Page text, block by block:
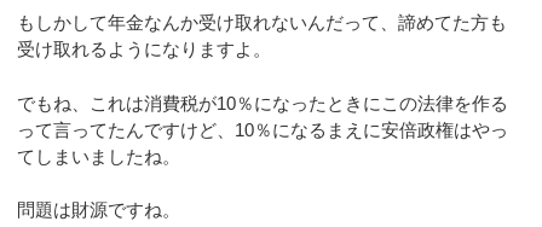
もしかして年金なんか受け取れないんだって、諦めてた方も
受け取れるようになりますよ。
でもね、これは消費税が10％になったときにこの法律を作る
って言ってたんですけど、10％になるまえに安倍政権はやっ
てしまいましたね。
問題は財源ですね。